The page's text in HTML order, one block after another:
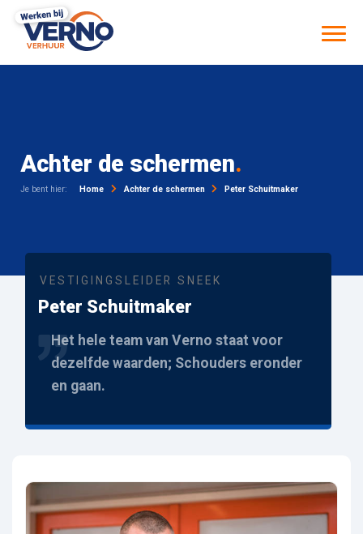
Achter de schermen.
Je bent hier: Home Achter de schermen Peter Schuitmaker
VESTIGINGSLEIDER SNEEK
Peter Schuitmaker
Het hele team van Verno staat voor
dezelfde waarden; Schouders eronder
en gaan.